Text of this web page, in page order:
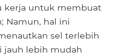
kerja untuk membuat
Namun, hal ini
sel terlebih
jauh lebih mudah